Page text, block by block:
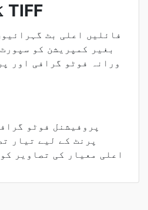
کے بارے میں TIFF
بغیر کمپریشن کو
ورانہ فوٹو گرافی اور
پروفیشنل فوٹو
پرنٹ کے لیے تیار
اعلی معیار کی تصاویر